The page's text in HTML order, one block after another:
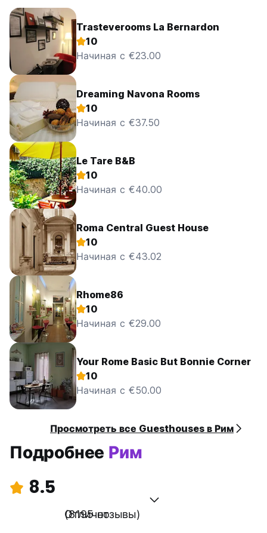
Trasteverooms La Bernardon
10
Начиная с €23.00
Dreaming Navona Rooms
10
Начиная с €37.50
Le Tare B&B
10
Начиная с €40.00
Roma Central Guest House
10
Начиная с €43.02
Rhome86
10
Начиная с €29.00
Your Rome Basic But Bonnie Corner
10
Начиная с €50.00
Просмотреть все Guesthouses в Рим
Подробнее Рим
8.5
Отлично
(8195 отзывы)